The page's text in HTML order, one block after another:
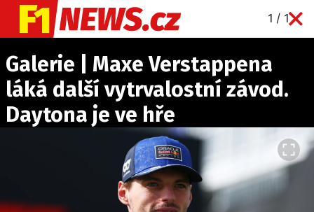
1 / 1
GRAND PRIX
PADDOCK LINE
TECHNIKA
HISTORIE GP
PROFILY JEZDCŮ
PROFILY TÝMŮ
Galerie | Maxe Verstappena
láká další vytrvalostní závod.
Daytona je ve hře